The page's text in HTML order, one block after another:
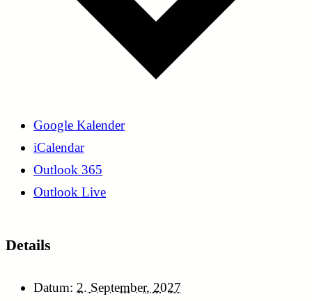
Google Kalender
iCalendar
Outlook 365
Outlook Live
Details
Datum: 2. September, 2027